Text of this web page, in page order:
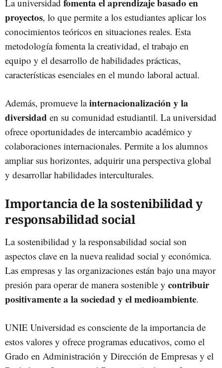
La universidad fomenta el aprendizaje basado en
proyectos, lo que permite a los estudiantes aplicar los
conocimientos teóricos en situaciones reales. Esta
metodología fomenta la creatividad, el trabajo en
equipo y el desarrollo de habilidades prácticas,
características esenciales en el mundo laboral actual.
Además, promueve lainternacionalización y la
diversidad en su comunidad estudiantil. La universidad
ofrece oportunidades de intercambio académico y
colaboraciones internacionales. Permite a los alumnos
ampliar sus horizontes, adquirir una perspectiva global
y desarrollar habilidades interculturales.
Importancia de la sostenibilidad y
responsabilidad social
La sostenibilidad y la responsabilidad social son
aspectos clave en la nueva realidad social y económica.
Las empresas y las organizaciones están bajo una mayor
presión para operar de manera sostenible y contribuir
positivamente a la sociedad y el medioambiente.
UNIE Universidad es consciente de la importancia de
estos valores y ofrece programas educativos, como el
Grado en Administración y Dirección de Empresas y el